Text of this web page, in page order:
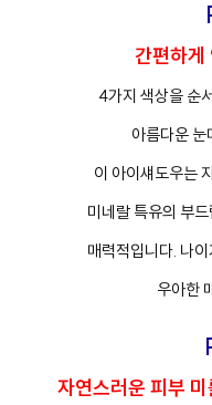
간편하게
4가지 색상을 순
아름다운 눈
이 아이섀도우는
미네랄 특유의 부
매력적입니다. 나
우아한
자연스러운 피부